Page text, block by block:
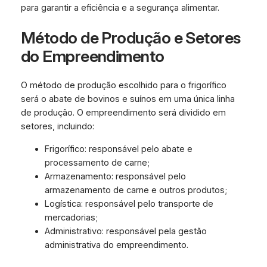
para garantir a eficiência e a segurança alimentar.
Método de Produção e Setores
do Empreendimento
O método de produção escolhido para o frigorífico
será o abate de bovinos e suínos em uma única linha
de produção. O empreendimento será dividido em
setores, incluindo:
Frigorífico: responsável pelo abate e
processamento de carne;
Armazenamento: responsável pelo
armazenamento de carne e outros produtos;
Logística: responsável pelo transporte de
mercadorias;
Administrativo: responsável pela gestão
administrativa do empreendimento.